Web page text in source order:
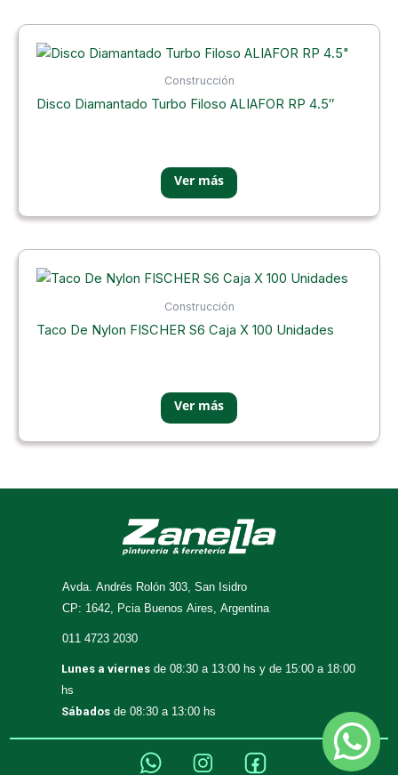
Construcción
Disco Diamantado Turbo Filoso ALIAFOR RP 4.5″
Construcción
Taco De Nylon FISCHER S6 Caja X 100 Unidades
Avda. Andrés Rolón 303, San Isidro
CP: 1642, Pcia Buenos Aires, Argentina
011 4723 2030
Lunes a viernesde 08:30 a 13:00 hs y de 15:00 a 18:00
hs
Sábadosde 08:30 a 13:00 hs